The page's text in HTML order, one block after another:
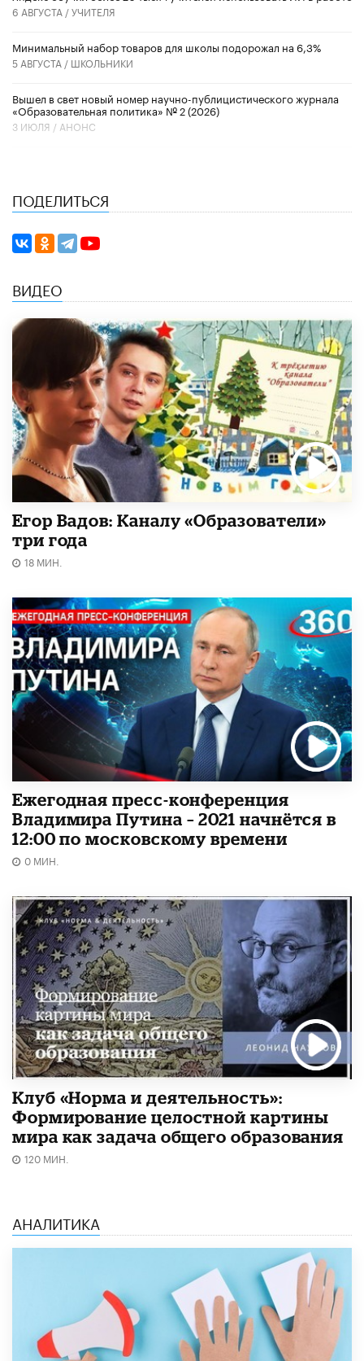
6 АВГУСТА /УЧИТЕЛЯ
Минимальный набор товаров для школы подорожал на 6,3%
5 АВГУСТА / ШКОЛЬНИКИ
Вышел в свет новый номер научно-публицистического журнала
«Образовательная политика» № 2 (2026)
3 ИЮЛЯ / АНОНС
ПОДЕЛИТЬСЯ
ВИДЕО
Егор Вадов: Каналу «Образователи»
три года
18 МИН.
Ежегодная пресс-конференция
Владимира Путина – 2021 начнётся в
12:00 по московскому времени
0 МИН.
Клуб «Норма и деятельность»:
Формирование целостной картины
мира как задача общего образования
120 МИН.
АНАЛИТИКА